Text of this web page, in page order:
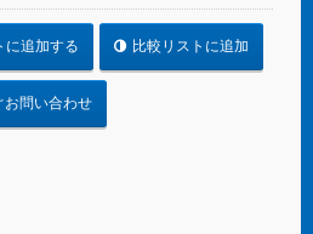
に追加する 比較リストに追加
お問い合わせ